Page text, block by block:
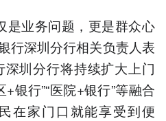
是业务问题，更是群众心
行深圳分行相关负责人表
圳分行将持续扩大上门
银行”“医院+银行”等融合
在家门口就能享受到便